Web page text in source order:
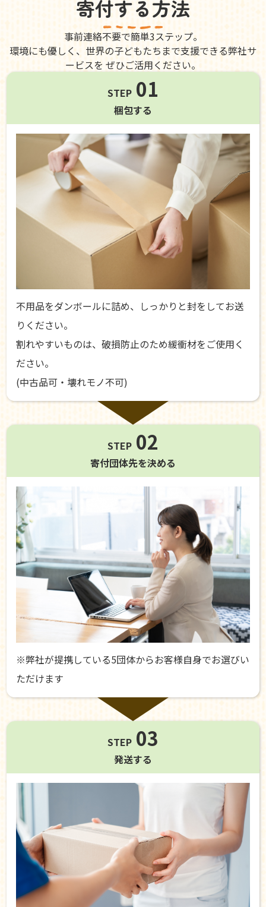
寄付する方法
事前連絡不要で簡単3ステップ。
環境にも優しく、世界の子どもたちまで支援できる弊社サ
ービスを ぜひご活用ください。
STEP 01
梱包する
不用品をダンボールに詰め、しっかりと封をしてお送
りください。
割れやすいものは、破損防止のため緩衝材をご使用く
ださい。
(中古品可・壊れモノ不可)
STEP 02
寄付団体先を決める
※弊社が提携している5団体からお客様自身でお選びい
ただけます
STEP 03
発送する